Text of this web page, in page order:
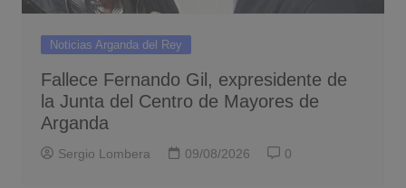
Noticias Arganda del Rey
Fallece Fernando Gil, expresidente de
la Junta del Centro de Mayores de
Arganda
Sergio Lombera 09/08/2026 0